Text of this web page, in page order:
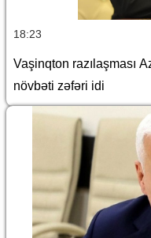
18:23
Vaşinqton razılaşması
növbəti zəfəri idi